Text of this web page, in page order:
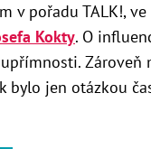
v pořadu TALK!,
Kokty. O
bylo jen otázkou